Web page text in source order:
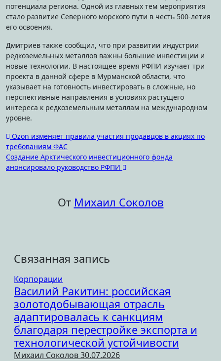
потенциала региона. Одной из главных тем мероприятия
стало развитие Северного морского пути в честь 500-летия
его освоения.
Дмитриев также сообщил, что при развитии индустрии
редкоземельных металлов важны большие инвестиции и
новые технологии. В настоящее время РФПИ изучает три
проекта в данной сфере в Мурманской области, что
указывает на готовность инвестировать в сложные, но
перспективные направления в условиях растущего
интереса к редкоземельным металлам на международном
уровне.
Навигация
по
записям
Ozon изменяет правила участия продавцов в акциях по
требованиям ФАС
Создание Арктического инвестиционного фонда
анонсировало руководство РФПИ
От Михаил Соколов
Связанная запись
Корпорации
Василий Ракитин: российская
золотодобывающая отрасль
адаптировалась к санкциям
благодаря перестройке экспорта и
технологической устойчивости
Михаил Соколов30.07.2026